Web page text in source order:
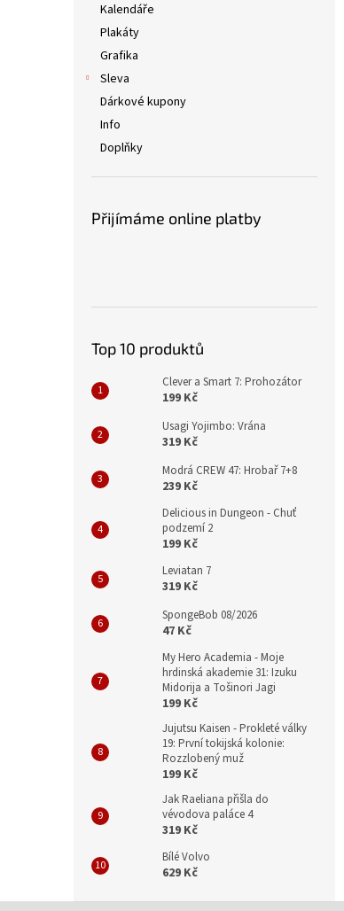
Kalendáře
Plakáty
Grafika
Sleva
Dárkové kupony
Info
Doplňky
Přijímáme online platby
Top 10 produktů
Clever a Smart 7: Prohozátor
199 Kč
Usagi Yojimbo: Vrána
319 Kč
Modrá CREW 47: Hrobař 7+8
239 Kč
Delicious in Dungeon - Chuť
podzemí 2
199 Kč
Leviatan 7
319 Kč
SpongeBob 08/2026
47 Kč
My Hero Academia - Moje
hrdinská akademie 31: Izuku
Midorija a Tošinori Jagi
199 Kč
Jujutsu Kaisen - Prokleté války
19: První tokijská kolonie:
Rozzlobený muž
199 Kč
Jak Raeliana přišla do
vévodova paláce 4
319 Kč
Bílé Volvo
629 Kč